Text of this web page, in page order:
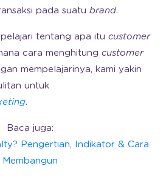
pada suatu brand.
tentang apa itu customer
cara menghitung customer
mempelajarinya, kami yakin
untuk
.
Baca juga:
Pengertian, Indikator & Cara
Membangun